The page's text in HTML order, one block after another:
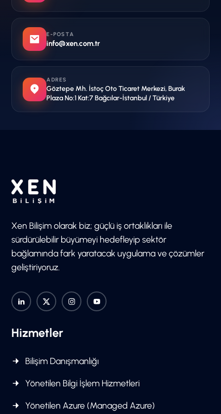
E-POSTA
info@xen.com.tr
ADRES
Göztepe Mh. İstoç Oto Ticaret Merkezi, Burak
Plaza No:1 Kat:7 Bağcılar-İstanbul / Türkiye
Xen Bilişim olarak biz; güçlü iş ortaklıkları ile
sürdürülebilir büyümeyi hedefleyip sektör
bağlamında fark yaratacak uygulama ve çözümler
geliştiriyoruz.
Hizmetler
Bilişim Danışmanlığı
Yönetilen Bilgi İşlem Hizmetleri
Yönetilen Azure (Managed Azure)